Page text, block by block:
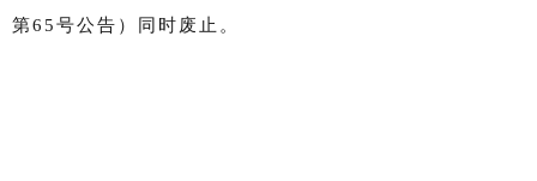
第65号公告）同时废止。